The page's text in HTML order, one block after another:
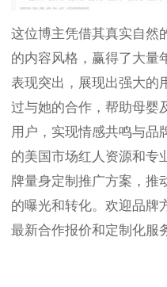
这位博主凭借其真实自然
的内容风格，赢得了大量
表现突出，展现出强大的
过与她的合作，帮助母婴
用户，实现情感共鸣与品
的美国市场红人资源和专
牌量身定制推广方案，推
的曝光和转化。欢迎品牌
最新合作报价和定制化服